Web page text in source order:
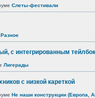
Слеты-фестивали
Разное
с интегрированным
Лигерады
с низкой кареткой
Не наши конструкции (Европа,